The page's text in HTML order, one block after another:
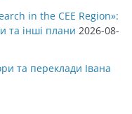
in the CEE Region»:
та інші плани 2026-08-
та переклади Івана